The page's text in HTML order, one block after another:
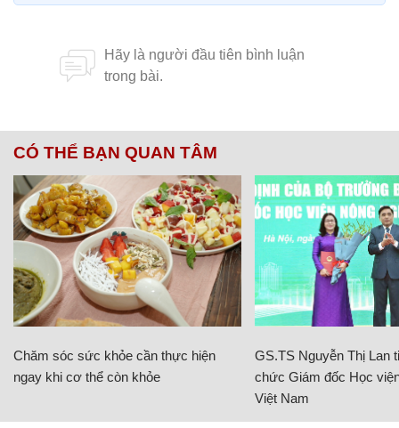
CÓ THỂ BẠN QUAN TÂM
Chăm sóc sức khỏe cần thực hiện
ngay khi cơ thể còn khỏe
GS.TS Nguyễn Thị Lan
chức Giám đốc Học
Việt Nam